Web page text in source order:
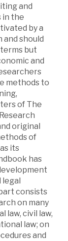
and
in the
by a
should
but
and
methods to
of The
original
of
its
has
consists
on many
law, civil law,
law; on
and